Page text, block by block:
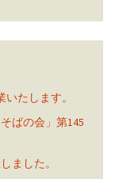
たします。
ばの会」第145
ました。